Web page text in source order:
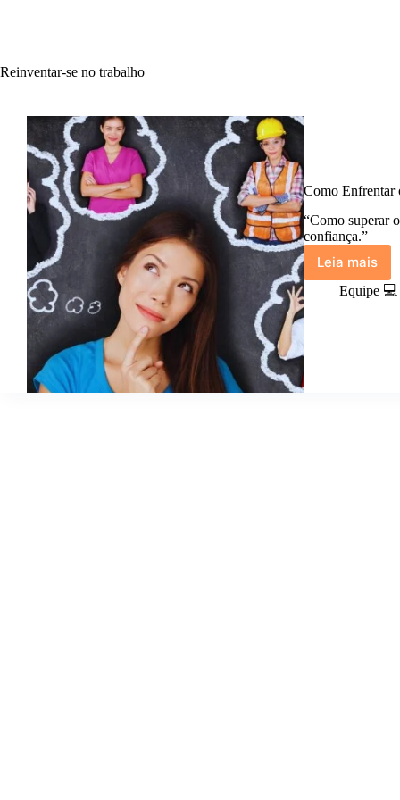
Reinventar-se no trabalho
Como Enfrentar
“Como superar
confiança.”
Leia mais
Como
o
Equipe 💻